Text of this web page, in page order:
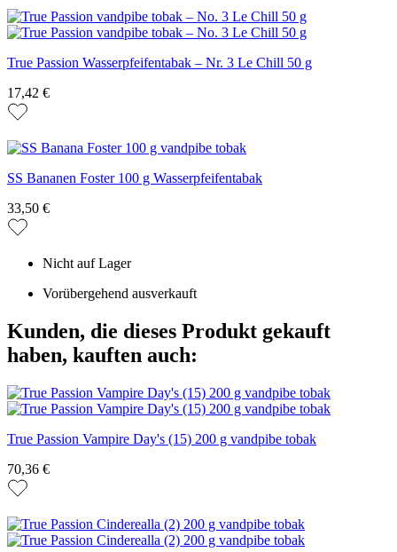
True Passion Wasserpfeifentabak – Nr. 3 Le Chill 50 g
17,42 €
SS Bananen Foster 100 g Wasserpfeifentabak
33,50 €
Nicht auf Lager
Vorübergehend ausverkauft
Kunden, die dieses Produkt gekauft
haben, kauften auch:
True Passion Vampire Day's (15) 200 g vandpibe tobak
70,36 €